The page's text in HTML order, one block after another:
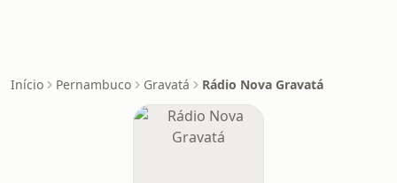
Início Pernambuco Gravatá Rádio Nova Gravatá